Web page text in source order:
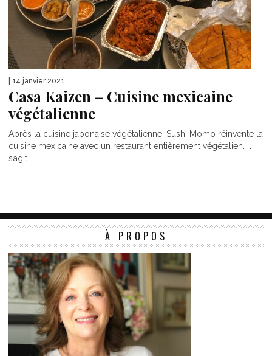
| 14 janvier 2021
Casa Kaizen – Cuisine mexicaine
végétalienne
Après la cuisine japonaise végétalienne, Sushi Momo réinvente la
cuisine mexicaine avec un restaurant entièrement végétalien. Il
s’agit...
À PROPOS